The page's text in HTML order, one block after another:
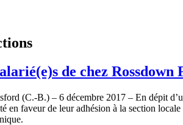
de chez
(C.-B.) – 6 décembre 2017 – En dépit
en faveur de leur adhésion à la section